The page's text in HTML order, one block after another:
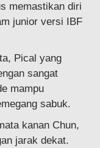
memastikan diri
junior versi IBF
Pical yang
sangat
mampu
sabuk.
kanan Chun,
jarak dekat.